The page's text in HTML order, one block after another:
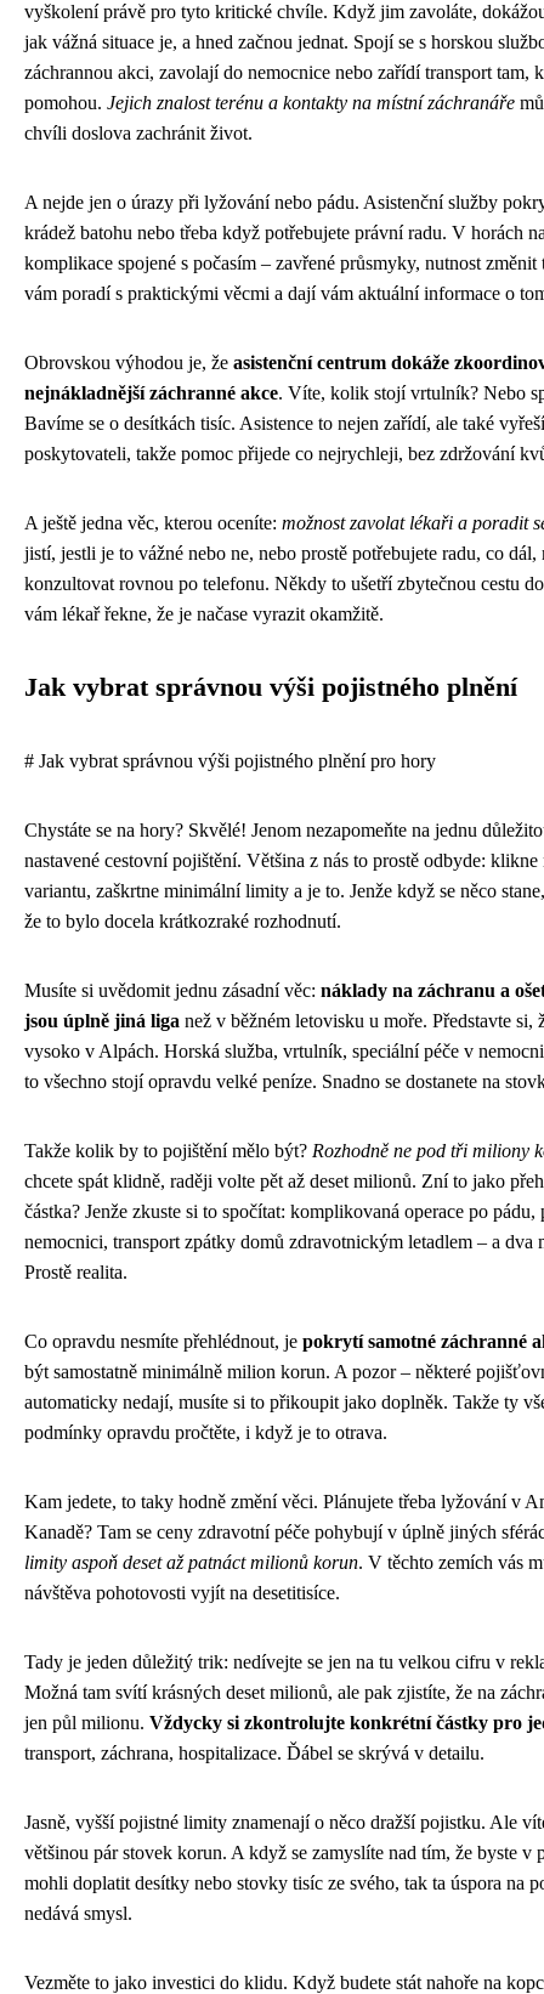
vyškolení právě pro tyto kritické chvíle. Když jim zavoláte,
jak vážná situace je, a hned začnou jednat. Spojí se s horskou
záchrannou akci, zavolají do nemocnice nebo zařídí transport tam,
pomohou. Jejich znalost terénu a kontakty na místní záchranáře
chvíli doslova zachránit život.
A nejde jen o úrazy při lyžování nebo pádu. Asistenční služby
krádež batohu nebo třeba když potřebujete právní radu. V horách
komplikace spojené s počasím – zavřené průsmyky, nutnost změnit
vám poradí s praktickými věcmi a dají vám aktuální informace o
Obrovskou výhodou je, že asistenční centrum dokáže
nejnákladnější záchranné akce. Víte, kolik stojí vrtulník? Nebo
Bavíme se o desítkách tisíc. Asistence to nejen zařídí, ale také
poskytovateli, takže pomoc přijede co nejrychleji, bez zdržování
A ještě jedna věc, kterou oceníte: možnost zavolat lékaři a poradit
jistí, jestli je to vážné nebo ne, nebo prostě potřebujete radu, co dál,
konzultovat rovnou po telefonu. Někdy to ušetří zbytečnou cestu
vám lékař řekne, že je načase vyrazit okamžitě.
Jak vybrat správnou výši pojistného plnění
# Jak vybrat správnou výši pojistného plnění pro hory
Chystáte se na hory? Skvělé! Jenom nezapomeňte na jednu
nastavené cestovní pojištění. Většina z nás to prostě odbyde: klikne
variantu, zaškrtne minimální limity a je to. Jenže když se něco
že to bylo docela krátkozraké rozhodnutí.
Musíte si uvědomit jednu zásadní věc: náklady na záchranu a
jsou úplně jiná liga než v běžném letovisku u moře. Představte si,
vysoko v Alpách. Horská služba, vrtulník, speciální péče v
to všechno stojí opravdu velké peníze. Snadno se dostanete na
Takže kolik by to pojištění mělo být? Rozhodně ne pod tři miliony
chcete spát klidně, raději volte pět až deset milionů. Zní to jako
částka? Jenže zkuste si to spočítat: komplikovaná operace po
nemocnici, transport zpátky domů zdravotnickým letadlem – a dva
Prostě realita.
Co opravdu nesmíte přehlédnout, je pokrytí samotné záchranné
být samostatně minimálně milion korun. A pozor – některé
automaticky nedají, musíte si to přikoupit jako doplněk. Takže ty
podmínky opravdu pročtěte, i když je to otrava.
Kam jedete, to taky hodně změní věci. Plánujete třeba lyžování v
Kanadě? Tam se ceny zdravotní péče pohybují v úplně jiných
limity aspoň deset až patnáct milionů korun. V těchto zemích vás
návštěva pohotovosti vyjít na desetitisíce.
Tady je jeden důležitý trik: nedívejte se jen na tu velkou cifru v
Možná tam svítí krásných deset milionů, ale pak zjistíte, že na
jen půl milionu. Vždycky si zkontrolujte konkrétní částky pro
transport, záchrana, hospitalizace. Ďábel se skrývá v detailu.
Jasně, vyšší pojistné limity znamenají o něco dražší pojistku. Ale
většinou pár stovek korun. A když se zamyslíte nad tím, že byste v
mohli doplatit desítky nebo stovky tisíc ze svého, tak ta úspora na
nedává smysl.
Vezměte to jako investici do klidu. Když budete stát nahoře na